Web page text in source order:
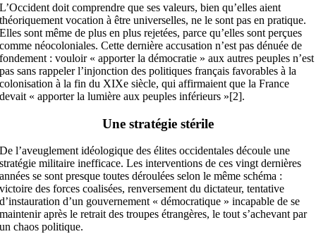
L’Occident doit comprendre que ses valeurs, bien qu’elles aient
théoriquement vocation à être universelles, ne le sont pas en pratique.
Elles sont même de plus en plus rejetées, parce qu’elles sont perçues
comme néocoloniales. Cette dernière accusation n’est pas dénuée de
fondement : vouloir « apporter la démocratie » aux autres peuples n’est
pas sans rappeler l’injonction des politiques français favorables à la
colonisation à la fin du XIXe siècle, qui affirmaient que la France
devait « apporter la lumière aux peuples inférieurs »[2].
Une stratégie stérile
De l’aveuglement idéologique des élites occidentales découle une
stratégie militaire inefficace. Les interventions de ces vingt dernières
années se sont presque toutes déroulées selon le même schéma :
victoire des forces coalisées, renversement du dictateur, tentative
d’instauration d’un gouvernement « démocratique » incapable de se
maintenir après le retrait des troupes étrangères, le tout s’achevant par
un chaos politique.